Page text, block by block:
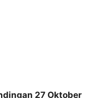
27 Oktober